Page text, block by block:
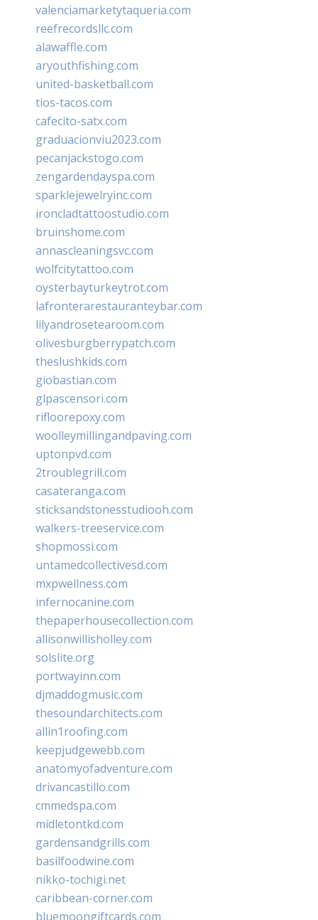
valenciamarketytaqueria.com
reefrecordsllc.com
alawaffle.com
aryouthfishing.com
united-basketball.com
tios-tacos.com
cafecito-satx.com
graduacionviu2023.com
pecanjackstogo.com
zengardendayspa.com
sparklejewelryinc.com
ironcladtattoostudio.com
bruinshome.com
annascleaningsvc.com
wolfcitytattoo.com
oysterbayturkeytrot.com
lafronterarestauranteybar.com
lilyandrosetearoom.com
olivesburgberrypatch.com
theslushkids.com
giobastian.com
glpascensori.com
rifloorepoxy.com
woolleymillingandpaving.com
uptonpvd.com
2troublegrill.com
casateranga.com
sticksandstonesstudiooh.com
walkers-treeservice.com
shopmossi.com
untamedcollectivesd.com
mxpwellness.com
infernocanine.com
thepaperhousecollection.com
allisonwillisholley.com
solslite.org
portwayinn.com
djmaddogmusic.com
thesoundarchitects.com
allin1roofing.com
keepjudgewebb.com
anatomyofadventure.com
drivancastillo.com
cmmedspa.com
midletontkd.com
gardensandgrills.com
basilfoodwine.com
nikko-tochigi.net
caribbean-corner.com
bluemoongiftcards.com